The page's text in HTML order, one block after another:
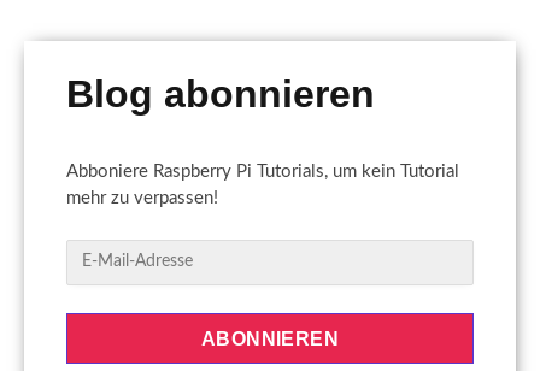
Blog abonnieren
Abboniere Raspberry Pi Tutorials, um kein Tutorial
mehr zu verpassen!
ABONNIEREN